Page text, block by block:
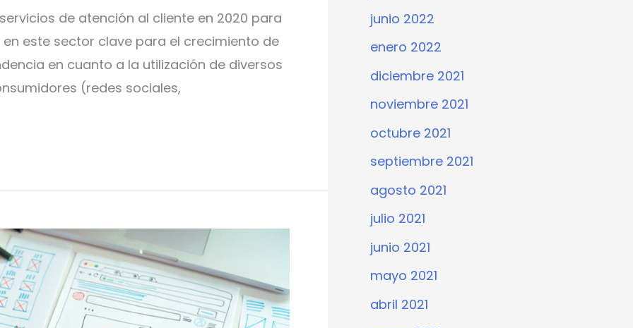
de atención al cliente en 2020 para
este sector clave para el crecimiento de
en cuanto a la utilización de diversos
(redes sociales,
junio 2022
enero 2022
diciembre 2021
noviembre 2021
octubre 2021
septiembre 2021
agosto 2021
julio 2021
junio 2021
mayo 2021
abril 2021